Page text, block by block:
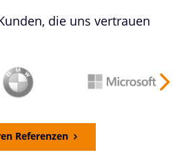
die uns vertrauen
Referenzen